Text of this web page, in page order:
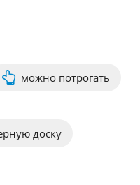
можно потрогать
доску